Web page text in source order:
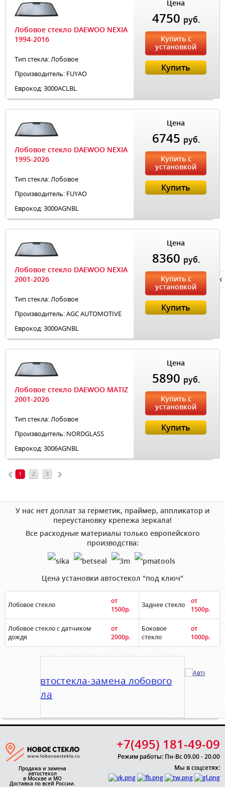
Лобовое стекло DAEWOO NEXIA
1994-2016
Тип стекла: Лобовое
Производитель: FUYAO
Еврокод: 3000ACLBL
Цена
4750 руб.
Купить с
установкой
Купить
Лобовое стекло DAEWOO NEXIA
1995-2026
Тип стекла: Лобовое
Производитель: FUYAO
Еврокод: 3000AGNBL
Цена
6745 руб.
Купить с
установкой
Купить
Лобовое стекло DAEWOO NEXIA
2001-2026
Тип стекла: Лобовое
Производитель: AGC AUTOMOTIVE
Еврокод: 3000AGNBL
Цена
8360 руб.
Купить с
установкой
Купить
Лобовое стекло DAEWOO MATIZ
2001-2026
Тип стекла: Лобовое
Производитель: NORDGLASS
Еврокод: 3006AGNBL
Цена
5890 руб.
Купить с
установкой
Купить
1 2 3
У нас нет доплат за герметик, праймер, аппликатор и
переустановку крепежа зеркала!
Все расходные материалы только европейского
производства:
Цена установки автостекол "под ключ"
Лобовое стекло
от
1500р.
Заднее стекло
от
1500р.
Лобовое стекло с датчиком
дождя
от
2000р.
Боковое
стекло
от
1000р.
Продажа и замена
автостекол
в Москве и МО
Доставка по всей России.
+7(495) 181-49-09
Режим работы: Пн-Вс 09.00 - 20.00
Мы в соцсетях:
Privacy notice